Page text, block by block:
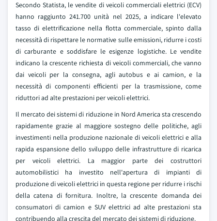
Secondo Statista, le vendite di veicoli commerciali elettrici (ECV)
hanno raggiunto 241.700 unità nel 2025, a indicare l'elevato
tasso di elettrificazione nella flotta commerciale, spinto dalla
necessità di rispettare le normative sulle emissioni, ridurre i costi
di carburante e soddisfare le esigenze logistiche. Le vendite
indicano la crescente richiesta di veicoli commerciali, che vanno
dai veicoli per la consegna, agli autobus e ai camion, e la
necessità di componenti efficienti per la trasmissione, come
riduttori ad alte prestazioni per veicoli elettrici.
Il mercato dei sistemi di riduzione in Nord America sta crescendo
rapidamente grazie al maggiore sostegno delle politiche, agli
investimenti nella produzione nazionale di veicoli elettrici e alla
rapida espansione dello sviluppo delle infrastrutture di ricarica
per veicoli elettrici. La maggior parte dei costruttori
automobilistici ha investito nell'apertura di impianti di
produzione di veicoli elettrici in questa regione per ridurre i rischi
della catena di fornitura. Inoltre, la crescente domanda dei
consumatori di camion e SUV elettrici ad alte prestazioni sta
contribuendo alla crescita del mercato dei sistemi di riduzione.